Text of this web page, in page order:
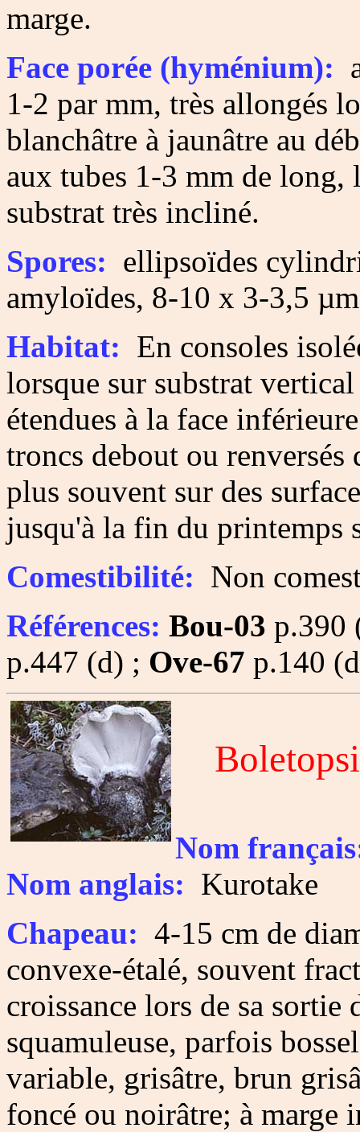
marge.
Face porée (hyménium):
1-2 par mm, très allongés
blanchâtre à jaunâtre au
aux tubes 1-3 mm de long,
substrat très incliné.
Spores: ellipsoïdes
amyloïdes, 8-10 x 3-3,5
Habitat: En consoles
lorsque sur substrat
étendues à la face
troncs debout ou renversés
plus souvent sur des
jusqu'à la fin du printemps
Comestibilité: Non
Références: Bou-03 p.390
p.447 (d) ; Ove-67 p.140
Nom
Nom anglais: Kurotake
Chapeau: 4-15 cm de
convexe-étalé, souvent
croissance lors de sa sortie
squamuleuse, parfois
variable, grisâtre, brun
foncé ou noirâtre; à marge